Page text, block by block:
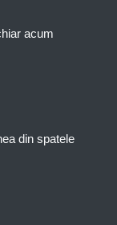
din spatele
acum